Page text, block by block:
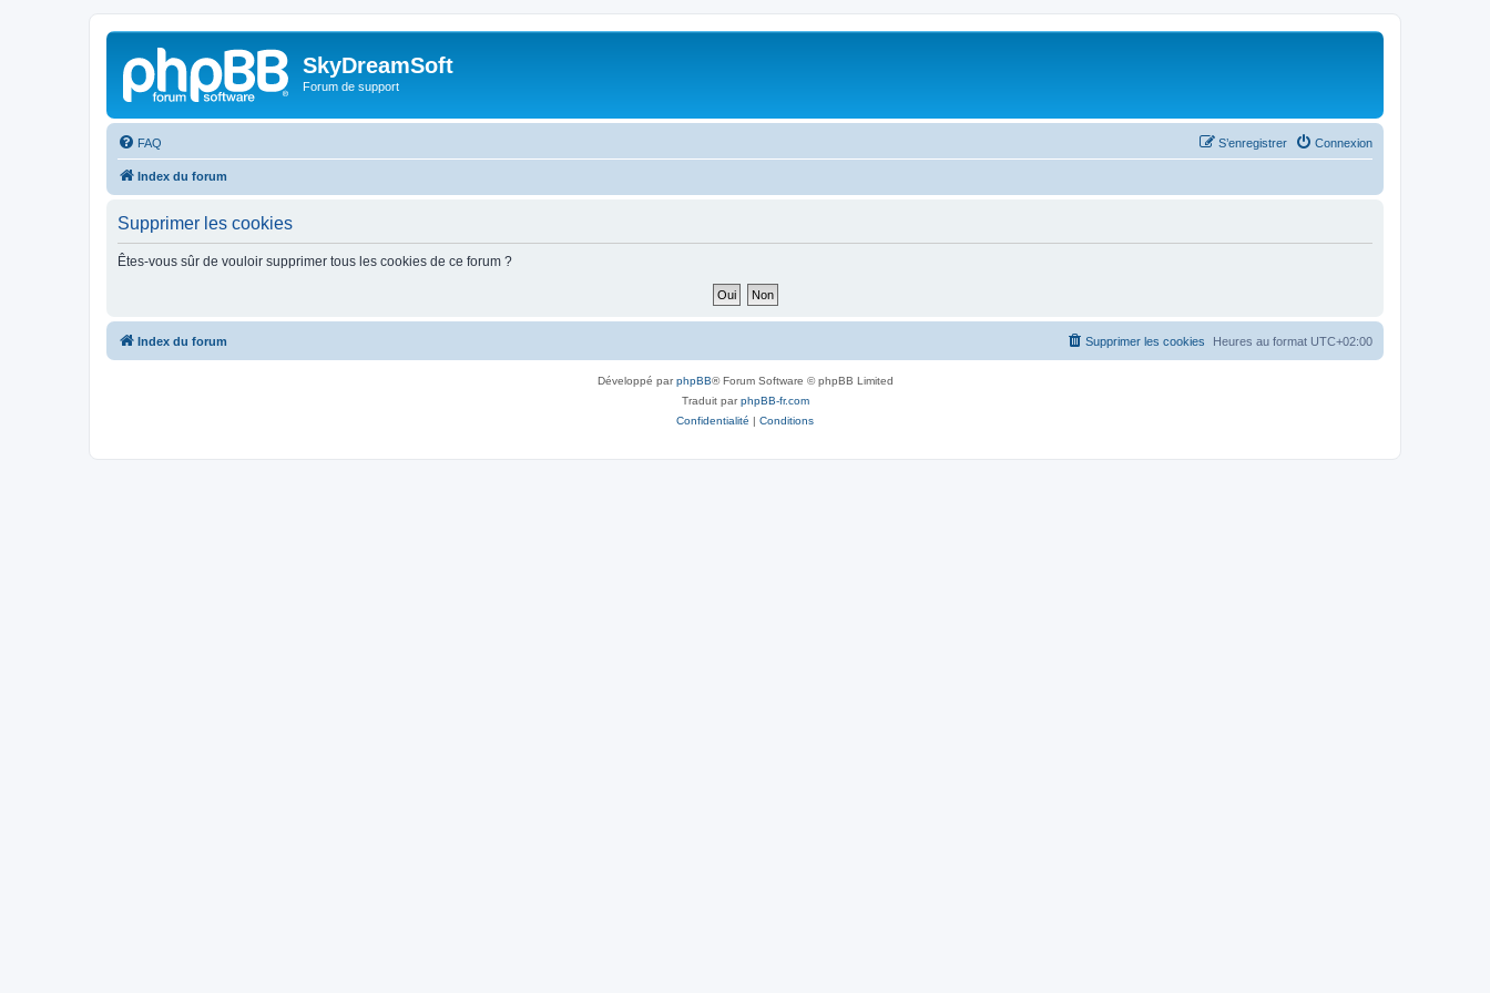
SkyDreamSoft
Forum de support
FAQ Connexion
S’enregistrer
Index du forum
Supprimer les cookies
Êtes-vous sûr de vouloir supprimer tous les cookies de ce forum ?
Index du forum Heures au format UTC+02:00
Supprimer les cookies
Développé parphpBB® Forum Software © phpBB Limited
Traduit parphpBB-fr.com
Confidentialité | Conditions